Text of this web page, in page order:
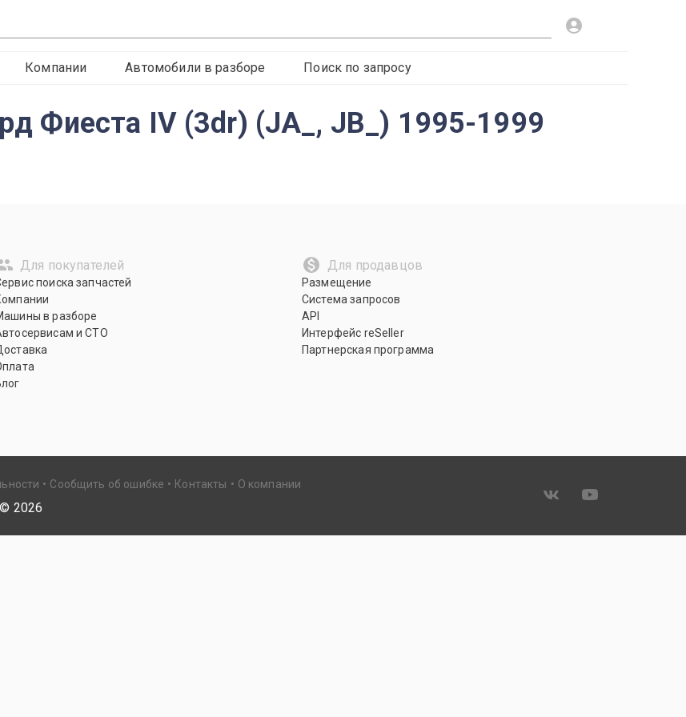
Компании Автомобили в разборе Поиск по запросу
Фиеста IV (3dr) (JA_, JB_) 1995-1999
Для покупателей
поиска запчастей
в разборе
и СТО
Для продавцов
Размещение
Система запросов
API
Интерфейс reSeller
Партнерская программа
Сообщить об ошибке Контакты О компании
2026